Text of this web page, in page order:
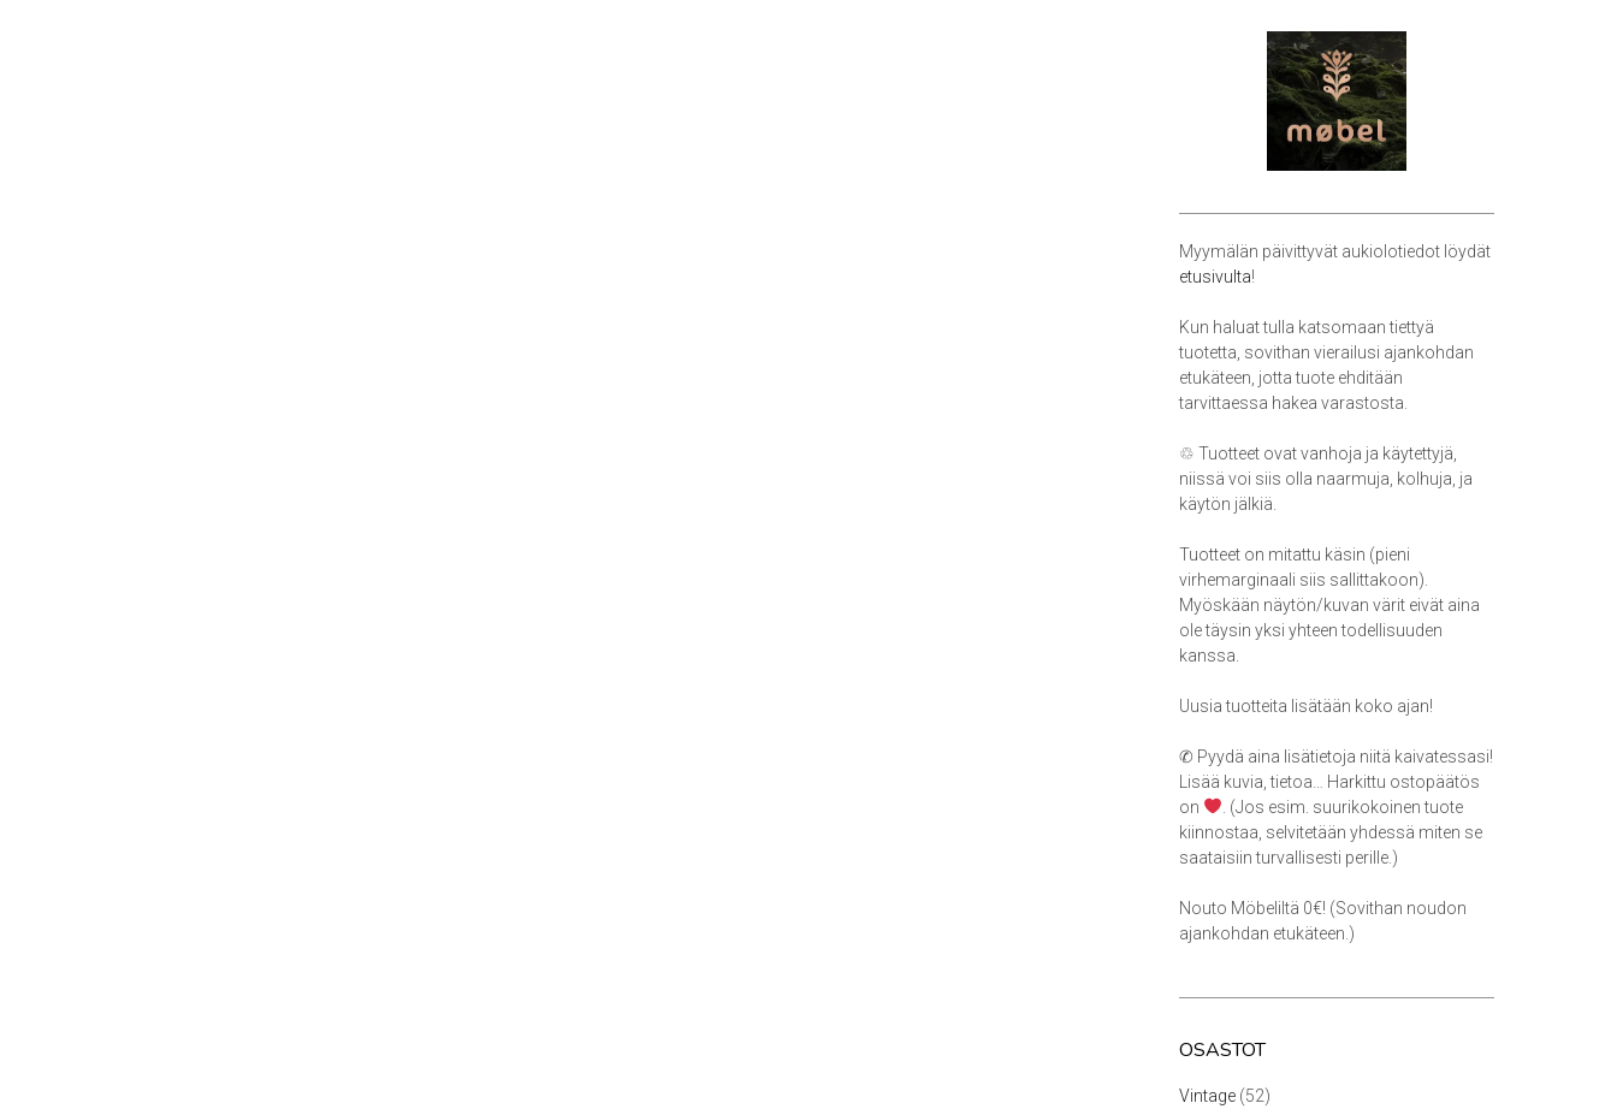
Myymälän päivittyvät aukiolotiedot löydät
etusivulta!
Kun haluat tulla katsomaan tiettyä
tuotetta, sovithan vierailusi ajankohdan
etukäteen, jotta tuote ehditään
tarvittaessa hakea varastosta.
♲ Tuotteet ovat vanhoja ja käytettyjä,
niissä voi siis olla naarmuja, kolhuja, ja
käytön jälkiä.
Tuotteet on mitattu käsin (pieni
virhemarginaali siis sallittakoon).
Myöskään näytön/kuvan värit eivät aina
ole täysin yksi yhteen todellisuuden
kanssa.
Uusia tuotteita lisätään koko ajan!
✆ Pyydä aina lisätietoja niitä kaivatessasi!
Lisää kuvia, tietoa… Harkittu ostopäätös
on
. (Jos esim. suurikokoinen tuote
kiinnostaa, selvitetään yhdessä miten se
saataisiin turvallisesti perille.)
Nouto Möbeliltä 0€! (Sovithan noudon
ajankohdan etukäteen.)
OSASTOT
Vintage 5252